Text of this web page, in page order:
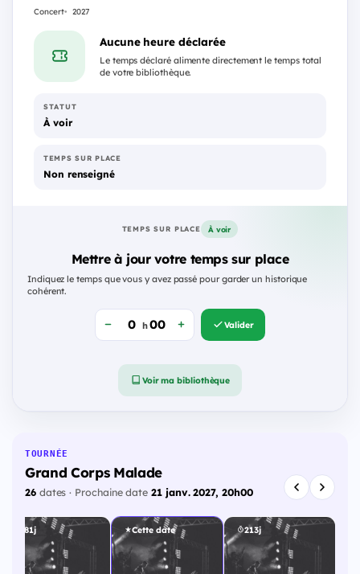
Concert 2027
Aucune heure déclarée
Le temps déclaré alimente directement le temps total
de votre bibliothèque.
STATUT
À voir
TEMPS SUR PLACE
Non renseigné
TEMPS SUR PLACE À voir
Mettre à jour votre temps sur place
Indiquez le temps que vous y avez passé pour garder un historique
cohérent.
h Valider
Voir ma bibliothèque
TOURNÉE
Grand Corps Malade
26dates · Prochaine date21 janv. 2027, 20h00
181j Cette date 213j